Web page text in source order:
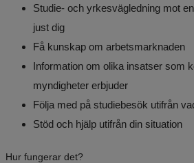
Studie- och yrkesvägledning mot
just dig
Få kunskap om arbetsmarknaden
Information om olika insatser som
myndigheter erbjuder
Följa med på studiebesök utifrån
Stöd och hjälp utifrån din situation
Hur fungerar det?